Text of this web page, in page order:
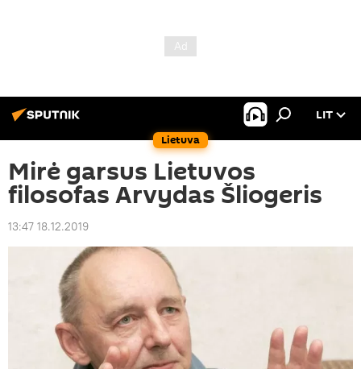
Lietuva
LIT
Mirė garsus Lietuvos
filosofas Arvydas Šliogeris
13:47 18.12.2019